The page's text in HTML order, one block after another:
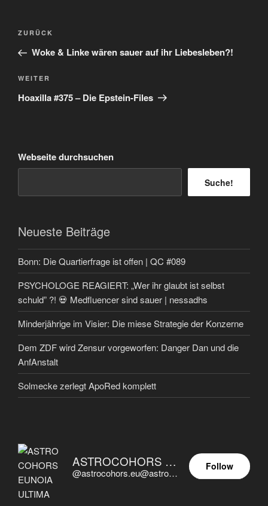
Beitragsnavigation
Vorheriger
Beitrag
ZURÜCK
Woke & Linke wären sauer auf ihr Liebesleben?!
Nächster
Beitrag
WEITER
Hoaxilla #375 – Die Epstein-Files
Webseite durchsuchen
Suche!
Neueste Beiträge
Bonn: Die Quartierfrage ist offen | QC #089
PSYCHOLOGE REAGIERT: „Wer ihr glaubt ist selbst
schuld” ?! 💀 Medfluencer sind sauer | nessadhs
Minderjährige im Visier: Die miese Strategie der Konzerne
Dem ZDF wird Zensur vorgeworfen: Danger Dan und die
AnfAnstalt
Solmecke zerlegt ApoRed komplett
ASTROCOHORS EUNOIA ULTIMA
@astrocohors.eu@astrocohors.eu
Follow